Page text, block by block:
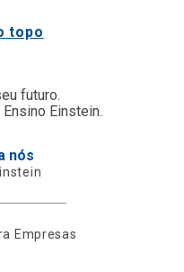
topo
futuro.
Einstein.
nós
Empresas